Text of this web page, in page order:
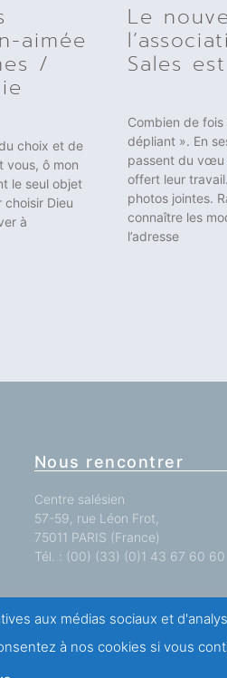
aimée
/
choix et de
vous, ô mon
le seul objet
choisir Dieu
à
Le
Sales
Combien de
dépliant ». En
passent du vœu
offert leur
photos jointes.
connaître les
l’adresse
Nous rencontrer
Centre salésien
57-59, rue Léon Frot,
75011 PARIS (France)
Tél. : (00) (33) (0)1 43 67 60 60
Toutes nos implantationsici.
aux médias sociaux et
à nos cookies si vous